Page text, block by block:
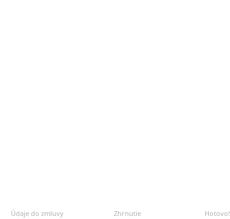
Údaje do zmluvy Zhrnutie Hotovo!